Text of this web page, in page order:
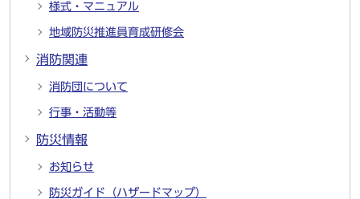
様式・マニュアル
地域防災推進員育成研修会
消防関連
消防団について
行事・活動等
防災情報
お知らせ
防災ガイド（ハザードマップ）